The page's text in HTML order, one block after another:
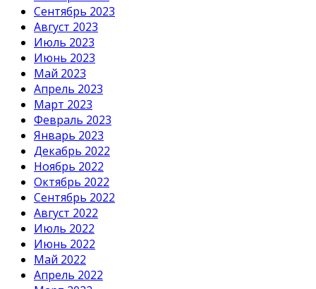
Сентябрь 2023
Август 2023
Июль 2023
Июнь 2023
Май 2023
Апрель 2023
Март 2023
Февраль 2023
Январь 2023
Декабрь 2022
Ноябрь 2022
Октябрь 2022
Сентябрь 2022
Август 2022
Июль 2022
Июнь 2022
Май 2022
Апрель 2022